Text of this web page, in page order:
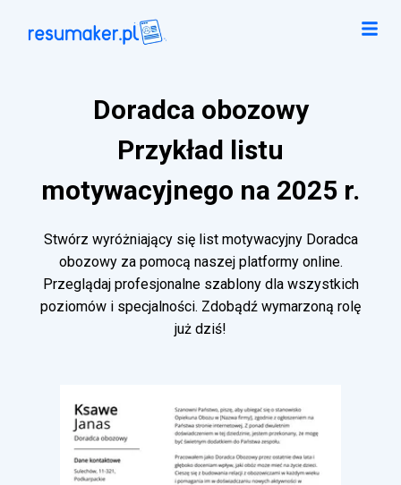
Doradca obozowy
Przykład listu
motywacyjnego na 2025 r.
Stwórz wyróżniający się list motywacyjny Doradca
obozowy za pomocą naszej platformy online.
Przeglądaj profesjonalne szablony dla wszystkich
poziomów i specjalności. Zdobądź wymarzoną rolę
już dziś!